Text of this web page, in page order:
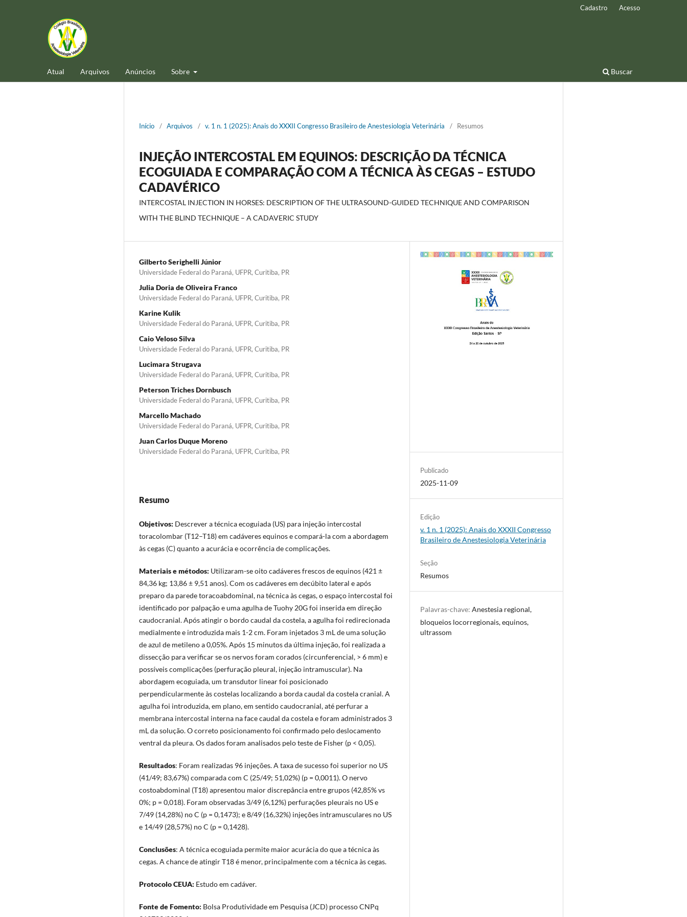
Atual Arquivos Anúncios Sobre Buscar
Cadastro Acesso
Início / Arquivos / v. 1 n. 1 (2025): Anais do XXXII Congresso Brasileiro de Anestesiologia Veterinária / Resumos
INJEÇÃO INTERCOSTAL EM EQUINOS: DESCRIÇÃO DA TÉCNICA
ECOGUIADA E COMPARAÇÃO COM A TÉCNICA ÀS CEGAS – ESTUDO
CADAVÉRICO
INTERCOSTAL INJECTION IN HORSES: DESCRIPTION OF THE ULTRASOUND-GUIDED TECHNIQUE AND COMPARISON
WITH THE BLIND TECHNIQUE – A CADAVERIC STUDY
Gilberto Serighelli Júnior
Universidade Federal do Paraná, UFPR, Curitiba, PR
Julia Doria de Oliveira Franco
Universidade Federal do Paraná, UFPR, Curitiba, PR
Karine Kulik
Universidade Federal do Paraná, UFPR, Curitiba, PR
Caio Veloso Silva
Universidade Federal do Paraná, UFPR, Curitiba, PR
Lucimara Strugava
Universidade Federal do Paraná, UFPR, Curitiba, PR
Peterson Triches Dornbusch
Universidade Federal do Paraná, UFPR, Curitiba, PR
Marcello Machado
Universidade Federal do Paraná, UFPR, Curitiba, PR
Juan Carlos Duque Moreno
Universidade Federal do Paraná, UFPR, Curitiba, PR
Resumo
Objetivos: Descrever a técnica ecoguiada (US) para injeção intercostal
toracolombar (T12–T18) em cadáveres equinos e compará-la com a abordagem
às cegas (C) quanto a acurácia e ocorrência de complicações.
Materiais e métodos: Utilizaram-se oito cadáveres frescos de equinos (421 ±
84,36 kg; 13,86 ± 9,51 anos). Com os cadáveres em decúbito lateral e após
preparo da parede toracoabdominal, na técnica às cegas, o espaço intercostal foi
identificado por palpação e uma agulha de Tuohy 20G foi inserida em direção
caudocranial. Após atingir o bordo caudal da costela, a agulha foi redirecionada
medialmente e introduzida mais 1-2 cm. Foram injetados 3 mL de uma solução
de azul de metileno a 0,05%. Após 15 minutos da última injeção, foi realizada a
dissecção para verificar se os nervos foram corados (circunferencial, > 6 mm) e
possíveis complicações (perfuração pleural, injeção intramuscular). Na
abordagem ecoguiada, um transdutor linear foi posicionado
perpendicularmente às costelas localizando a borda caudal da costela cranial. A
agulha foi introduzida, em plano, em sentido caudocranial, até perfurar a
membrana intercostal interna na face caudal da costela e foram administrados 3
mL da solução. O correto posicionamento foi confirmado pelo deslocamento
ventral da pleura. Os dados foram analisados pelo teste de Fisher (p < 0,05).
Resultados: Foram realizadas 96 injeções. A taxa de sucesso foi superior no US
(41/49; 83,67%) comparada com C (25/49; 51,02%) (p = 0,0011). O nervo
costoabdominal (T18) apresentou maior discrepância entre grupos (42,85% vs
0%; p = 0,018). Foram observadas 3/49 (6,12%) perfurações pleurais no US e
7/49 (14,28%) no C (p = 0,1473); e 8/49 (16,32%) injeções intramusculares no US
e 14/49 (28,57%) no C (p = 0,1428).
Conclusões: A técnica ecoguiada permite maior acurácia do que a técnica às
cegas. A chance de atingir T18 é menor, principalmente com a técnica às cegas.
Protocolo CEUA: Estudo em cadáver.
Fonte de Fomento: Bolsa Produtividade em Pesquisa (JCD) processo CNPq
Publicado
2025-11-09
Edição
v. 1 n. 1 (2025): Anais do XXXII Congresso
Brasileiro de Anestesiologia Veterinária
Seção
Resumos
Palavras-chave:Anestesia regional,
bloqueios locorregionais, equinos,
ultrassom